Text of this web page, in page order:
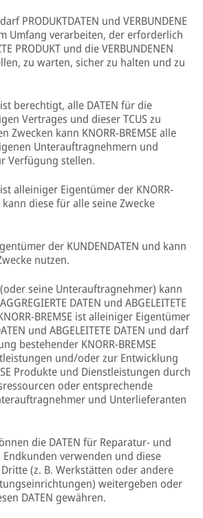
PRODUKTDATEN und VERBUNDENE
Umfang verarbeiten, der erforderlich
PRODUKT und die VERBUNDENEN
zu warten, sicher zu halten und zu
ist berechtigt, alle DATEN für die
Vertrages und dieser TCUS zu
Zwecken kann KNORR-BREMSE alle
Unterauftragnehmern und
Verfügung stellen.
ist alleiniger Eigentümer der KNORR-
kann diese für alle seine Zwecke
der KUNDENDATEN und kann
nutzen.
(oder seine Unterauftragnehmer) kann
DATEN und ABGELEITETE
BREMSE ist alleiniger Eigentümer
und ABGELEITETE DATEN und darf
bestehender KNORR-BREMSE
und/oder zur Entwicklung
Produkte und Dienstleistungen durch
oder entsprechende
und Unterlieferanten
die DATEN für Reparatur- und
verwenden und diese
(z. B. Werkstätten oder andere
weitergeben oder
DATEN gewähren.